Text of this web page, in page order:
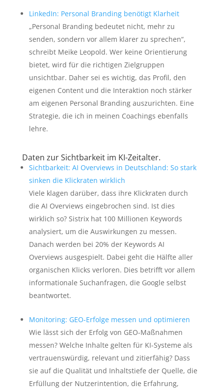
LinkedIn: Personal Branding benötigt Klarheit
„Personal Branding bedeutet nicht, mehr zu
senden, sondern vor allem klarer zu sprechen“,
schreibt Meike Leopold. Wer keine Orientierung
bietet, wird für die richtigen Zielgruppen
unsichtbar. Daher sei es wichtig, das Profil, den
eigenen Content und die Interaktion noch stärker
am eigenen Personal Branding auszurichten. Eine
Strategie, die ich in meinen Coachings ebenfalls
lehre.
Daten zur Sichtbarkeit im KI-Zeitalter.
Sichtbarkeit: AI Overviews in Deutschland: So stark
sinken die Klickraten wirklich
Viele klagen darüber, dass ihre Klickraten durch
die AI Overviews eingebrochen sind. Ist dies
wirklich so? Sistrix hat 100 Millionen Keywords
analysiert, um die Auswirkungen zu messen.
Danach werden bei 20% der Keywords AI
Overviews ausgespielt. Dabei geht die Hälfte aller
organischen Klicks verloren. Dies betrifft vor allem
informationale Suchanfragen, die Google selbst
beantwortet.
Monitoring: GEO-Erfolge messen und optimieren
Wie lässt sich der Erfolg von GEO-Maßnahmen
messen? Welche Inhalte gelten für KI-Systeme als
vertrauenswürdig, relevant und zitierfähig? Dass
sie auf die Qualität und Inhaltstiefe der Quelle, die
Erfüllung der Nutzerintention, die Erfahrung,